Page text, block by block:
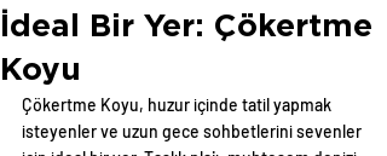
İdeal Bir Yer: Çökertme
Koyu
Çökertme Koyu, huzur içinde tatil yapmak
isteyenler ve uzun gece sohbetlerini sevenler